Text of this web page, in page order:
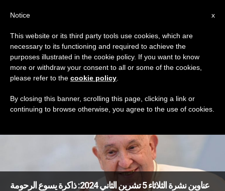
DAY
November 5th, 2024
DERNIÈRES NOUVELLES
عناوين نشرة الثلاثاء 5 تشرين الثاني 2024: ذاكرة يسوع الرحومة
x
Notice
This website or its third party tools use cookies, which are
necessary to its functioning and required to achieve the
purposes illustrated in the cookie policy. If you want to know
more or withdraw your consent to all or some of the cookies,
please refer to the cookie policy
By closing this banner, scrolling this page, clicking a link or
continuing to browse otherwise, you agree to the use of cookies.